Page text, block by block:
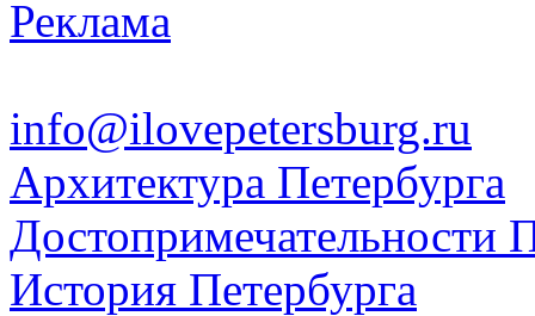
Реклама
info@ilovepetersburg.ru
Архитектура Петербурга
Достопримечательности
История Петербурга